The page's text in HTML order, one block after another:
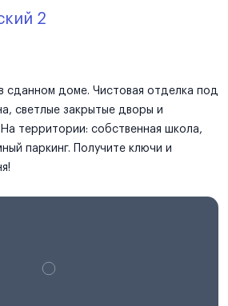
2
сданном доме. Чистовая отделка под
светлые закрытые дворы и
территории: собственная школа,
паркинг. Получите ключи и